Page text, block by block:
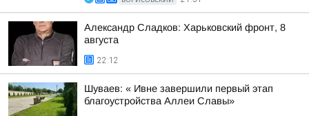
Александр Сладков: Харьковский фронт, 8
августа
22:12
Шуваев: « Ивне завершили первый этап
благоустройства Аллеи Славы»